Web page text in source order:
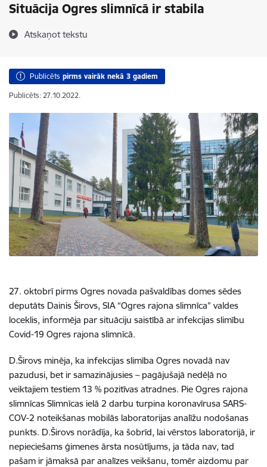
Situācija Ogres slimnīcā ir stabila
Atskaņot tekstu
Publicēts pirms vairāk nekā 3 gadiem
Publicēts: 27.10.2022.
27. oktobrī pirms Ogres novada pašvaldības domes sēdes
deputāts Dainis Širovs, SIA “Ogres rajona slimnīca” valdes
loceklis, informēja par situāciju saistībā ar infekcijas slimību
Covid-19 Ogres rajona slimnīcā.
D.Širovs minēja, ka infekcijas slimība Ogres novadā nav
pazudusi, bet ir samazinājusies – pagājušajā nedēļā no
veiktajiem testiem 13 % pozitīvas atradnes. Pie Ogres rajona
slimnīcas Slimnīcas ielā 2 darbu turpina koronavīrusa SARS-
COV-2 noteikšanas mobilās laboratorijas analīžu nodošanas
punkts. D.Širovs norādīja, ka šobrīd, lai vērstos laboratorijā, ir
nepieciešams ģimenes ārsta nosūtījums, ja tāda nav, tad
pašam ir jāmaksā par analīzes veikšanu, tomēr aizdomu par